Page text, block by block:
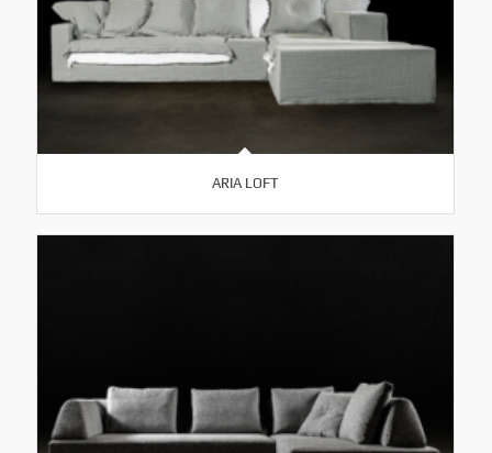
ARIA LOFT